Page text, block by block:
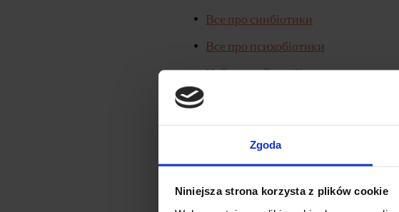
Zgoda
Niniejsza strona korzysta z plików cookie
Все про синбіотики
Все про психобіотики
Найкращий пробіотик для вас
Що таке
Натуральні пробіотики - це